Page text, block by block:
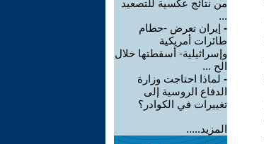
من نتائج عكسية للتصعيد
...
- إيران تعرض -حطام
طائرات أمريكية
وإسرائيلية- أسقطتها خلال
الح ...
- لماذا احتاجت وزارة
الدفاع الروسية إلى
تغييرات في الكوادر؟
المزيد.....